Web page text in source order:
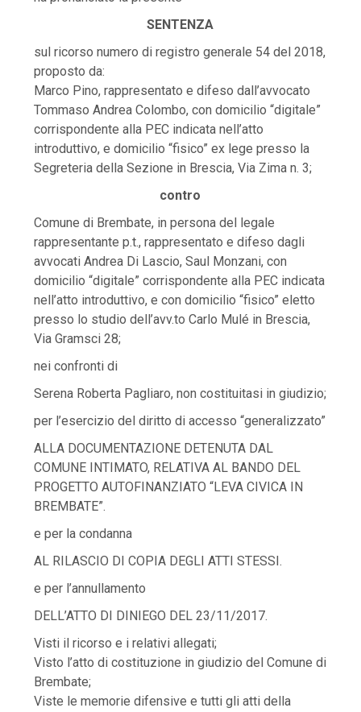
SENTENZA
sul ricorso numero di registro generale 54 del 2018,
proposto da:
Marco Pino, rappresentato e difeso dall’avvocato
Tommaso Andrea Colombo, con domicilio “digitale”
corrispondente alla PEC indicata nell’atto
introduttivo, e domicilio “fisico” ex lege presso la
Segreteria della Sezione in Brescia, Via Zima n. 3;
contro
Comune di Brembate, in persona del legale
rappresentante p.t., rappresentato e difeso dagli
avvocati Andrea Di Lascio, Saul Monzani, con
domicilio “digitale” corrispondente alla PEC indicata
nell’atto introduttivo, e con domicilio “fisico” eletto
presso lo studio dell’avv.to Carlo Mulé in Brescia,
Via Gramsci 28;
nei confronti di
Serena Roberta Pagliaro, non costituitasi in giudizio;
per l’esercizio del diritto di accesso “generalizzato”
ALLA DOCUMENTAZIONE DETENUTA DAL
COMUNE INTIMATO, RELATIVA AL BANDO DEL
PROGETTO AUTOFINANZIATO “LEVA CIVICA IN
BREMBATE”.
e per la condanna
AL RILASCIO DI COPIA DEGLI ATTI STESSI.
e per l’annullamento
DELL’ATTO DI DINIEGO DEL 23/11/2017.
Visti il ricorso e i relativi allegati;
Visto l’atto di costituzione in giudizio del Comune di
Brembate;
Viste le memorie difensive e tutti gli atti della